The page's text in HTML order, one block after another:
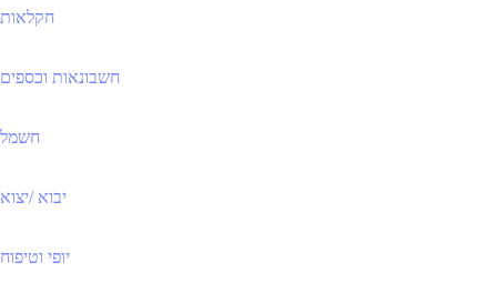
חקלאות
חשבונאות וכספים
חשמל
יבוא /יצוא
יופי וטיפוח